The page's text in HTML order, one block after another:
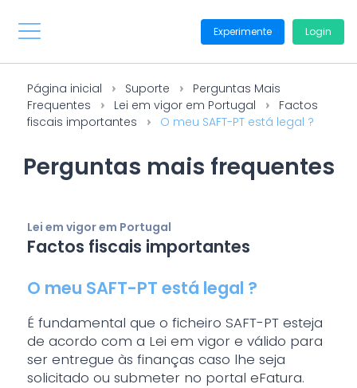
Experimente Login
Página inicial Suporte
Perguntas Mais
Frequentes
Lei em vigor em Portugal
Factos
fiscais importantes
O meu SAFT-PT está legal ?
Perguntas mais frequentes
Lei em vigor em Portugal
Factos fiscais importantes
O meu SAFT-PT está legal ?
É fundamental que o ficheiro SAFT-PT esteja
de acordo com a Lei em vigor e válido para
ser entregue às finanças caso lhe seja
solicitado ou submeter no portal eFatura.